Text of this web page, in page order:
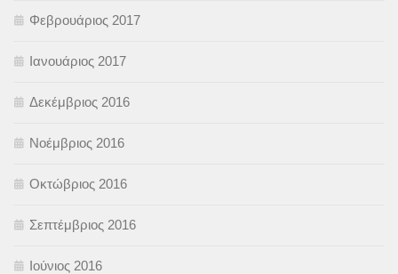
Φεβρουάριος 2017
Ιανουάριος 2017
Δεκέμβριος 2016
Νοέμβριος 2016
Οκτώβριος 2016
Σεπτέμβριος 2016
Ιούνιος 2016